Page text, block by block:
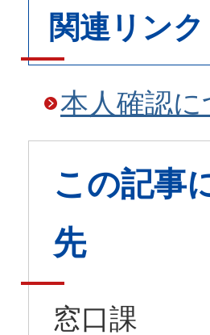
関連リンク
本人確認に
この記事
先
窓口課